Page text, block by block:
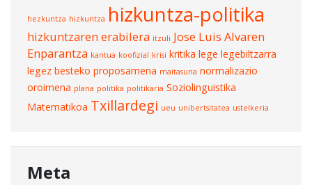
hezkuntza hizkuntza hizkuntza-politika
hizkuntzaren erabilera itzuli Jose Luis Alvaren
Enparantza kantua koofizial krisi kritika lege legebiltzarra
legez besteko proposamena maitasuna normalizazio
oroimena plana politika politikaria Soziolinguistika
Matematikoa Txillardegi ueu unibertsitatea ustelkeria
Meta